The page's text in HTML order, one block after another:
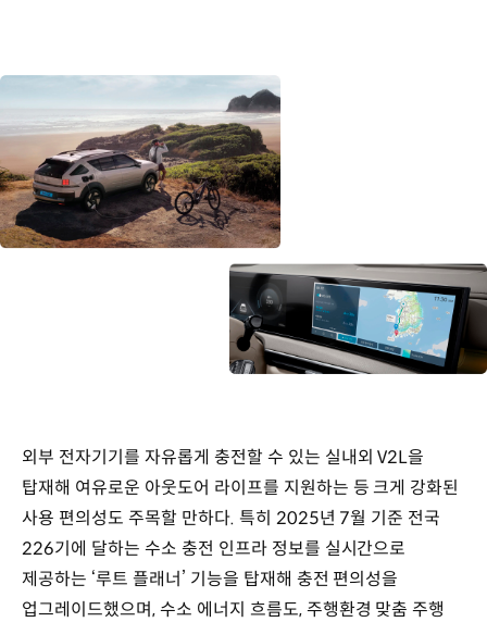
외부 전자기기를 자유롭게 충전할 수 있는 실내외 V2L을
탑재해 여유로운 아웃도어 라이프를 지원하는 등 크게 강화된
사용 편의성도 주목할 만하다. 특히 2025년 7월 기준 전국
226기에 달하는 수소 충전 인프라 정보를 실시간으로
제공하는 ‘루트 플래너’ 기능을 탑재해 충전 편의성을
업그레이드했으며, 수소 에너지 흐름도, 주행환경 맞춤 주행